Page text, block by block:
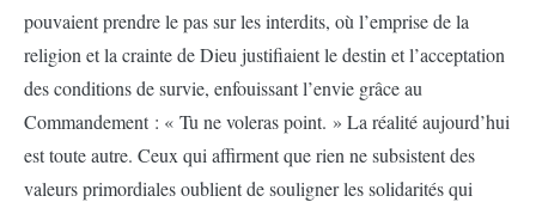
pouvaient prendre le pas sur les interdits, où l’emprise de la
religion et la crainte de Dieu justifiaient le destin et l’acceptation
des conditions de survie, enfouissant l’envie grâce au
Commandement : « Tu ne voleras point. » La réalité aujourd’hui
est toute autre. Ceux qui affirment que rien ne subsistent des
valeurs primordiales oublient de souligner les solidarités qui